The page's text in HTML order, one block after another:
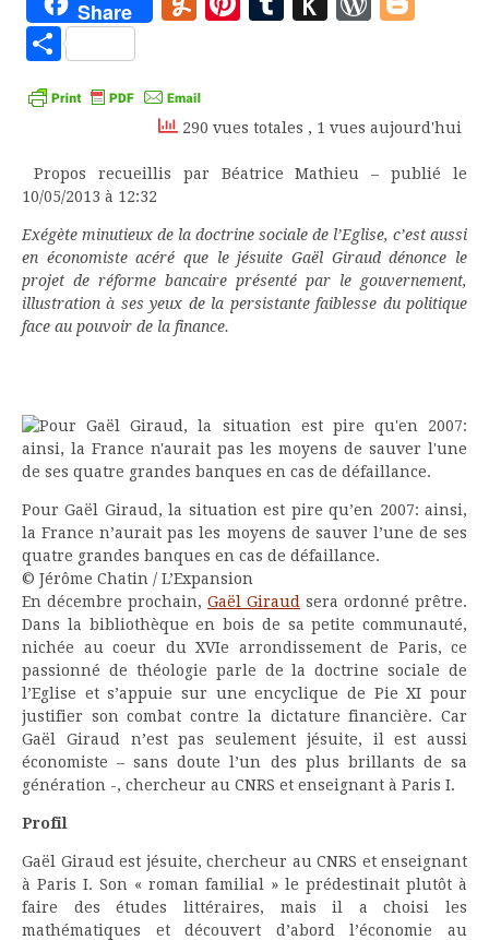
Share
Partager
290 vues totales , 1 vues aujourd'hui
Propos recueillis par Béatrice Mathieu – publié le
10/05/2013 à 12:32
Exégète minutieux de la doctrine sociale de l’Eglise, c’est aussi
en économiste acéré que le jésuite Gaël Giraud dénonce le
projet de réforme bancaire présenté par le gouvernement,
illustration à ses yeux de la persistante faiblesse du politique
face au pouvoir de la finance.
Pour Gaël Giraud, la situation est pire qu’en 2007: ainsi,
la France n’aurait pas les moyens de sauver l’une de ses
quatre grandes banques en cas de défaillance.
© Jérôme Chatin / L’Expansion
En décembre prochain, Gaël Giraud sera ordonné prêtre.
Dans la bibliothèque en bois de sa petite communauté,
nichée au coeur du XVIe arrondissement de Paris, ce
passionné de théologie parle de la doctrine sociale de
l’Eglise et s’appuie sur une encyclique de Pie XI pour
justifier son combat contre la dictature financière. Car
Gaël Giraud n’est pas seulement jésuite, il est aussi
économiste – sans doute l’un des plus brillants de sa
génération -, chercheur au CNRS et enseignant à Paris I.
Profil
Gaël Giraud est jésuite, chercheur au CNRS et enseignant
à Paris I. Son « roman familial » le prédestinait plutôt à
faire des études littéraires, mais il a choisi les
mathématiques et découvert d’abord l’économie au